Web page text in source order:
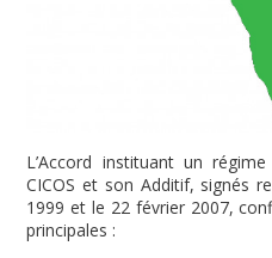
L’Accord instituant un
CICOS et son Additif, signés
1999 et le 22 février 2007,
principales :